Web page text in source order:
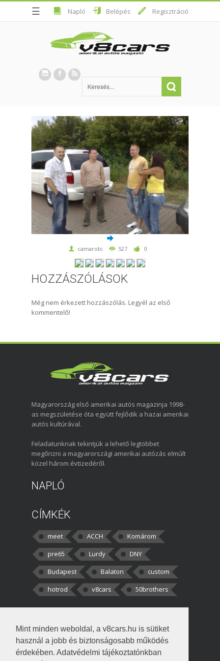
Mint minden weboldal, a v8cars.hu is sütiket
használ a jobb és biztonságosabb működés
érdekében. Adatvédelmi tájékoztatónkban
☰ Napló Belépés Regisztráció
camarobi 527 0
HOZZÁSZÓLÁSOK
Még nem érkezett hozzászólás. Legyél az első
kommentelő!
Magyarország első amerikai autós magazinja 1998-
as megszületése óta együtt fejlődik a hazai amerikai
autós kultúrával.
Feladatunknak tekintjük a lehető legtöbbet
megőrizni a magyarországi amerikai autózás elmúlt
közel három évtizedéről.
NAPLÓ
CÍMKÉK
meet ACCH
Komárom
pre65
Lurdy
DNY
Budapest
Balaton
custom
hotrod
v8cars 50brothers
kortisz:Elszúrtam! Én csak két
darabbaal számoltam. Nem tudtam, hogy fél autót,